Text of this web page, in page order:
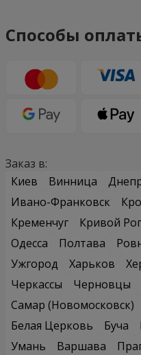
Способы
Заказ в:
Киев
Винница
Ивано-Франковск
Кременчуг
Кривой Рог
Одесса
Полтава
Ужгород
Харьков
Черкассы
Черновцы
Самар (Новомосковск)
Белая Церковь
Буча
Умань
Варшава